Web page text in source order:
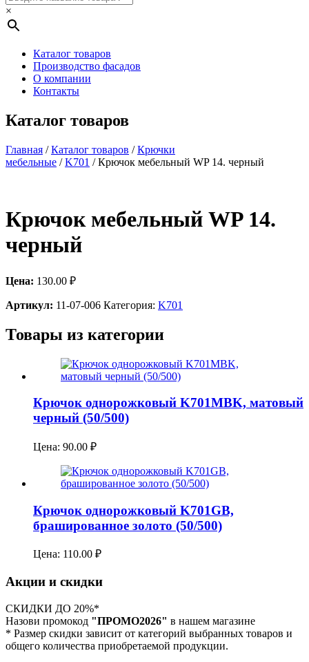
×
Каталог товаров
Производство фасадов
О компании
Контакты
Каталог товаров
Главная /Каталог товаров /Крючки
мебельные /K701 / Крючок мебельный WP 14. черный
Крючок мебельный WP 14.
черный
Цена: 130.00 ₽
Артикул: 11-07-006 Категория: K701
Товары из категории
Крючок однорожковый K701MBK, матовый
черный (50/500)
Цена: 90.00 ₽
Крючок однорожковый K701GB,
брашированное золото (50/500)
Цена: 110.00 ₽
Акции и скидки
СКИДКИ ДО 20%*
Назови промокод "ПРОМО2026" в нашем магазине
* Размер скидки зависит от категорий выбранных товаров и
общего количества приобретаемой продукции.